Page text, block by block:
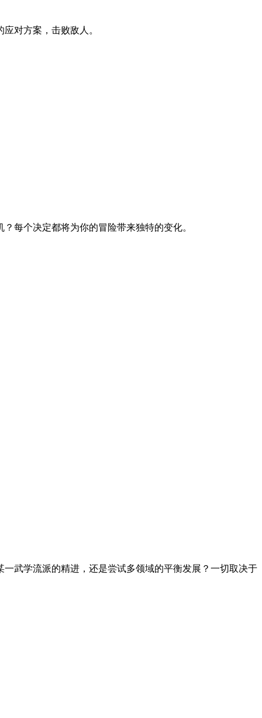
对方案，击败敌人。
每个决定都将为你的冒险带来独特的变化。
武学流派的精进，还是尝试多领域的平衡发展？一切取决于